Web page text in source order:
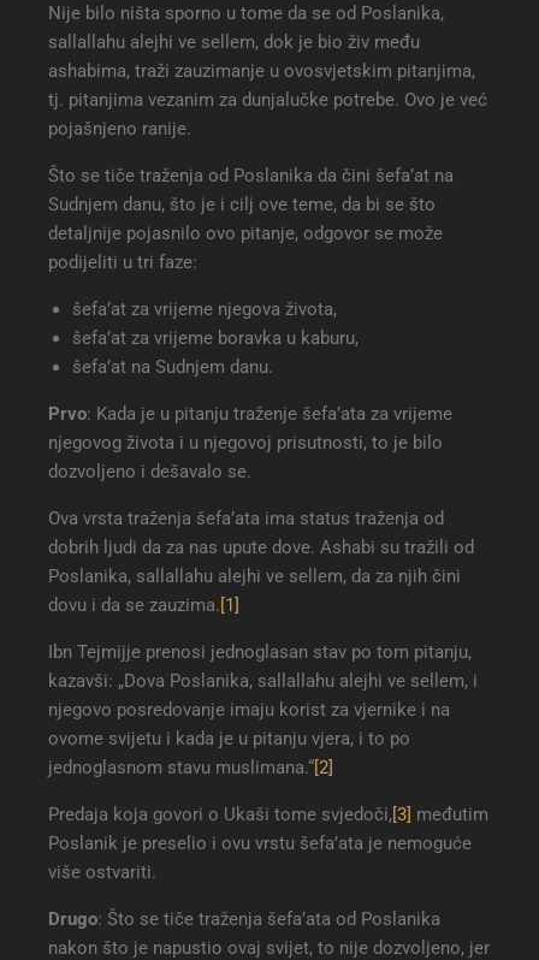
Nije bilo ništa sporno u tome da se od Poslanika,
sallallahu alejhi ve sellem, dok je bio živ među
ashabima, traži zauzimanje u ovosvjetskim pitanjima,
tj. pitanjima vezanim za dunjalučke potrebe. Ovo je već
pojašnjeno ranije.
Što se tiče traženja od Poslanika da čini šefa’at na
Sudnjem danu, što je i cilj ove teme, da bi se što
detaljnije pojasnilo ovo pitanje, odgovor se može
podijeliti u tri faze:
šefa’at za vrijeme njegova života,
šefa’at za vrijeme boravka u kaburu,
šefa’at na Sudnjem danu.
Prvo: Kada je u pitanju traženje šefa’ata za vrijeme
njegovog života i u njegovoj prisutnosti, to je bilo
dozvoljeno i dešavalo se.
Ova vrsta traženja šefa’ata ima status traženja od
dobrih ljudi da za nas upute dove. Ashabi su tražili od
Poslanika, sallallahu alejhi ve sellem, da za njih čini
dovu i da se zauzima.[1]
Ibn Tejmijje prenosi jednoglasan stav po tom pitanju,
kazavši: „Dova Poslanika, sallallahu alejhi ve sellem, i
njegovo posredovanje imaju korist za vjernike i na
ovome svijetu i kada je u pitanju vjera, i to po
jednoglasnom stavu muslimana.“[2]
Predaja koja govori o Ukaši tome svjedoči,[3] međutim
Poslanik je preselio i ovu vrstu šefa’ata je nemoguće
više ostvariti.
Drugo: Što se tiče traženja šefa’ata od Poslanika
nakon što je napustio ovaj svijet, to nije dozvoljeno, jer